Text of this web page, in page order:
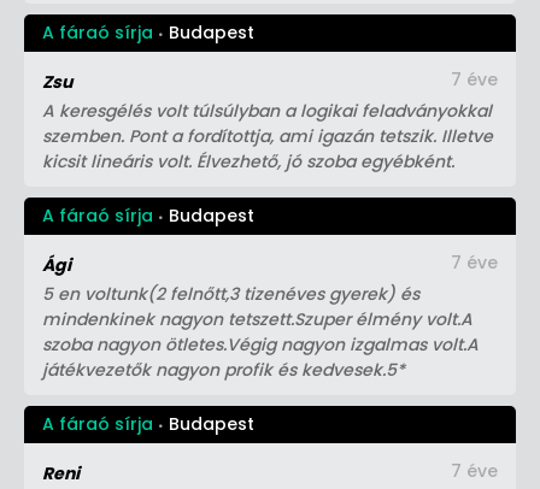
A fáraó sírja Budapest
Zsu
A keresgélés volt túlsúlyban a logikai feladványokkal
szemben. Pont a fordítottja, ami igazán tetszik. Illetve
kicsit lineáris volt. Élvezhető, jó szoba egyébként.
7 éve
A fáraó sírja Budapest
Ági
5 en voltunk(2 felnőtt,3 tizenéves gyerek) és
mindenkinek nagyon tetszett.Szuper élmény volt.A
szoba nagyon ötletes.Végig nagyon izgalmas volt.A
játékvezetők nagyon profik és kedvesek.5*
7 éve
A fáraó sírja Budapest
Reni
7 éve